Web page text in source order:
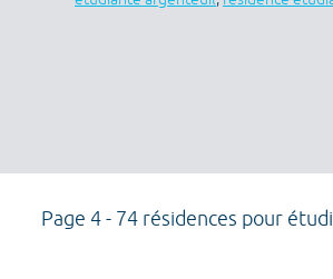
Page 4 - 74 résidences pour